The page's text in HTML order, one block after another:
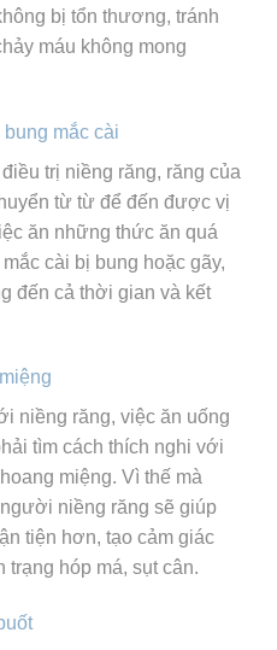
bị tổn thương, tránh
máu không mong
mắc cài
trị niềng răng, răng của
từ từ để đến được vị
ăn những thức ăn quá
cài bị bung hoặc gãy,
đến cả thời gian và kết
niềng răng, việc ăn uống
tìm cách thích nghi với
miệng. Vì thế mà
niềng răng sẽ giúp
tiện hơn, tạo cảm giác
trạng hóp má, sụt cân.